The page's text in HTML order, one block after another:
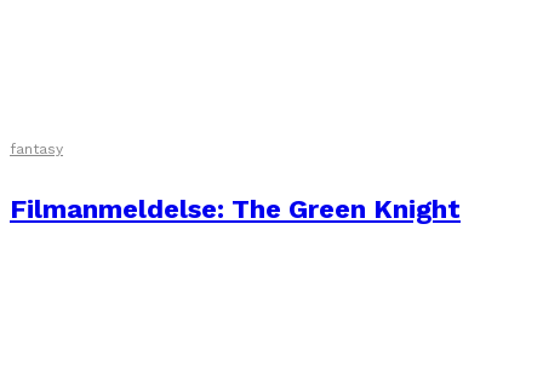
fantasy
Filmanmeldelse: The Green Knight